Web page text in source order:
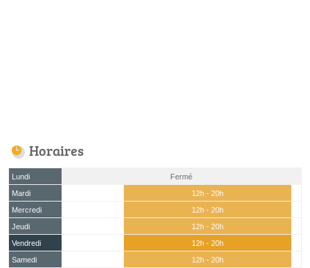
Horaires
Lundi
Fermé
Mardi
12h - 20h
Mercredi
12h - 20h
Jeudi
12h - 20h
Vendredi
12h - 20h
Samedi
12h - 20h